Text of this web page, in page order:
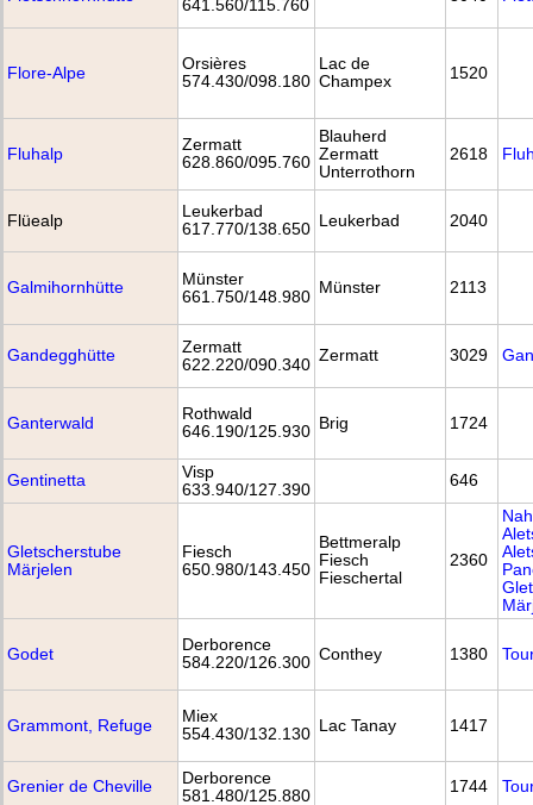
641.560/115.760
Flore-Alpe
Orsières
574.430/098.180
Lac de
Champex
1520
Fluhalp
Zermatt
628.860/095.760
Blauherd
Zermatt
Unterrothorn
2618
Flüealp
Leukerbad
617.770/138.650
Leukerbad 2040
Galmihornhütte
Münster
661.750/148.980
Münster 2113
Gandegghütte
Zermatt
622.220/090.340
Zermatt 3029
Ganterwald
Rothwald
646.190/125.930 Brig 1724
Gentinetta
Visp
633.940/127.390
646
Gletscherstube
Märjelen
Fiesch
650.980/143.450
Bettmeralp
Fiesch
Fieschertal
2360
Godet
Derborence
584.220/126.300 Conthey 1380
Grammont, Refuge
Miex
554.430/132.130
Lac Tanay 1417
Grenier de Cheville
Derborence
581.480/125.880
1744